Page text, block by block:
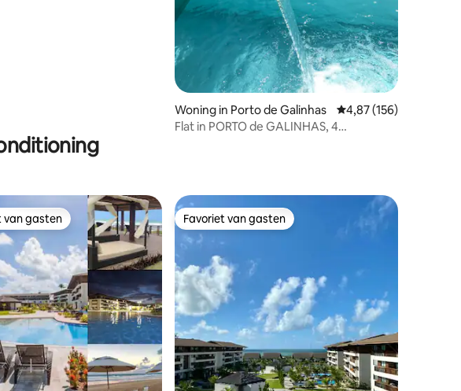
Woning in Porto de Galinhas Gemiddelde
4,87 (156)
Flat in PORTO de GALINHAS, 4
4,98 uit 5, 44 recensies
van gasten
van gasten Favoriet van gasten
Favoriet van gasten